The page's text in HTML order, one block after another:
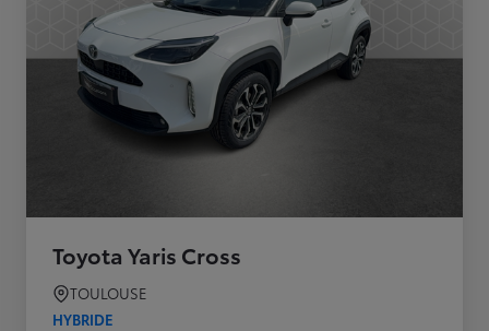
Toyota Yaris Cross
TOULOUSE
HYBRIDE